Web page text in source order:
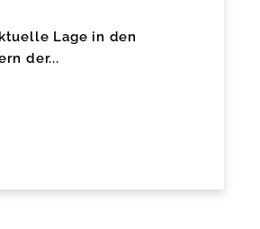
Lage in den
der...